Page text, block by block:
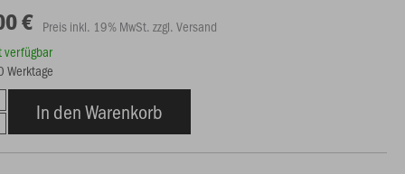
€ Preis inkl. 19% MwSt. zzgl. Versand
verfügbar
Werktage
In den Warenkorb